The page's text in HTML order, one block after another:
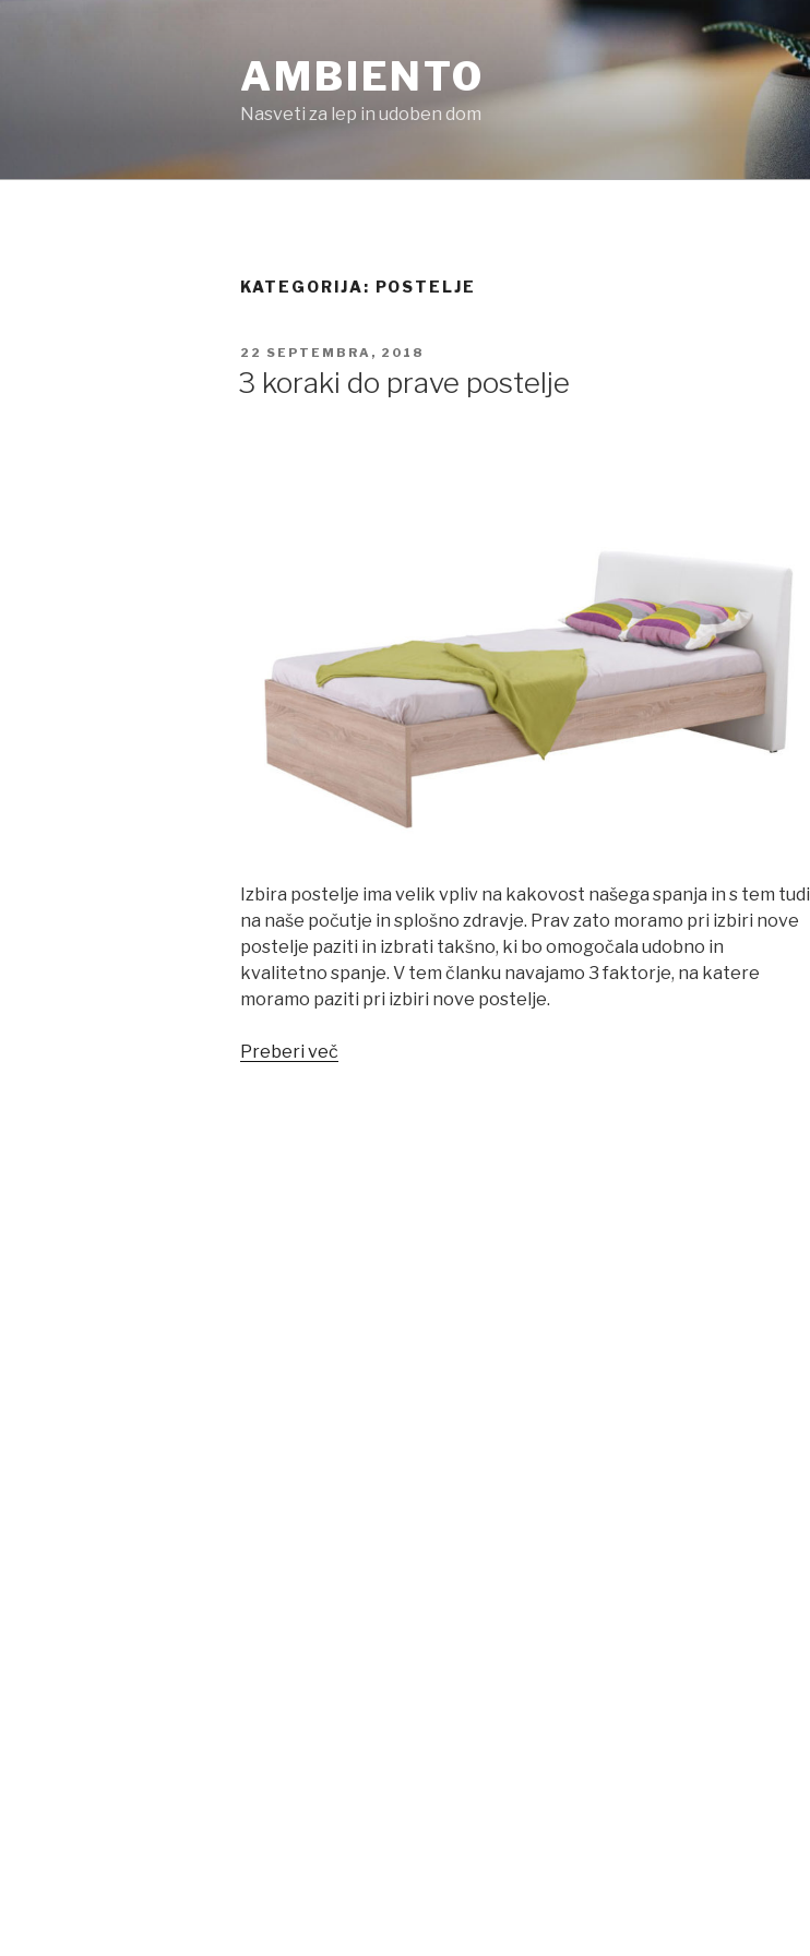
AMBIENTO
Nasveti za lep in udoben dom
KATEGORIJA: POSTELJE
OBJAVLJENO
22 SEPTEMBRA, 2018
3 koraki do prave postelje
Izbira postelje ima velik vpliv na kakovost našega spanja in s tem tudi
na naše počutje in splošno zdravje. Prav zato moramo pri izbiri nove
postelje paziti in izbrati takšno, ki bo omogočala udobno in
kvalitetno spanje. V tem članku navajamo 3 faktorje, na katere
moramo paziti pri izbiri nove postelje.
Preberi več